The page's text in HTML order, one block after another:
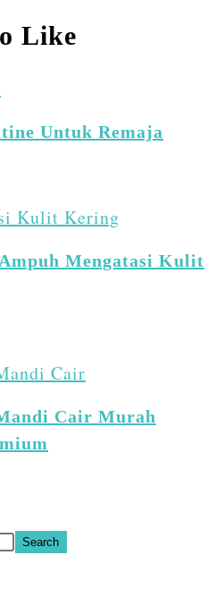
Like
Untuk Remaja
Mengatasi Kulit
Cair Murah
Search